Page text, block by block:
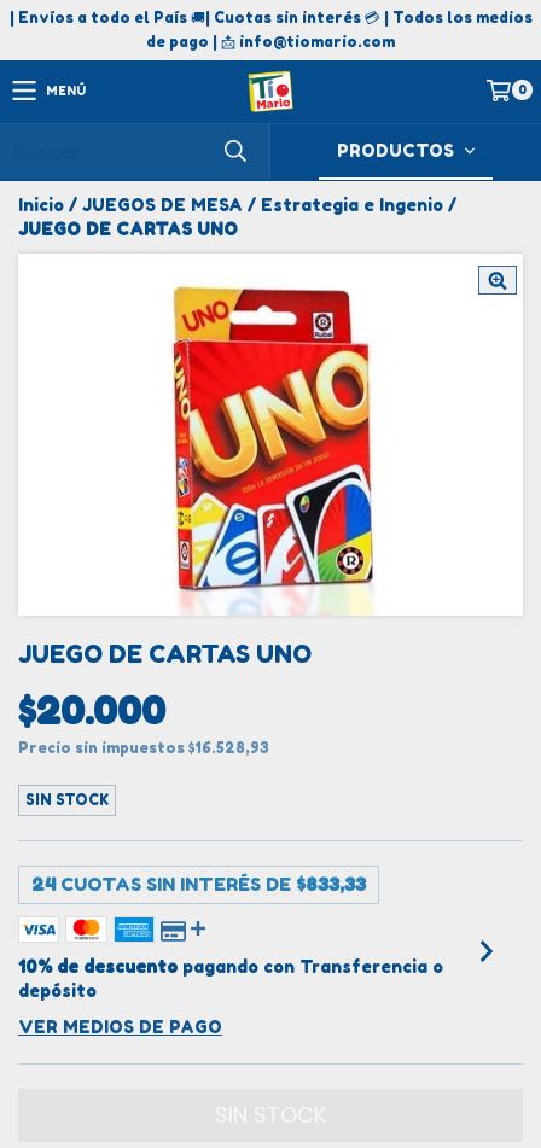
| Envíos a todo el País 🚚| Cuotas sin interés 💳 | Todos los medios
de pago | 📩 info@tiomario.com
MENÚ 0
PRODUCTOS
Inicio / JUEGOS DE MESA / Estrategia e Ingenio /
JUEGO DE CARTAS UNO
JUEGO DE CARTAS UNO
$20.000
Precio sin impuestos $16.528,93
SIN STOCK
24 CUOTAS SIN INTERÉS DE $833,33
10% de descuento pagando con Transferencia o
depósito
VER MEDIOS DE PAGO